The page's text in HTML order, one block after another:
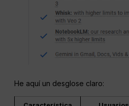
He aquí un desglose claro: